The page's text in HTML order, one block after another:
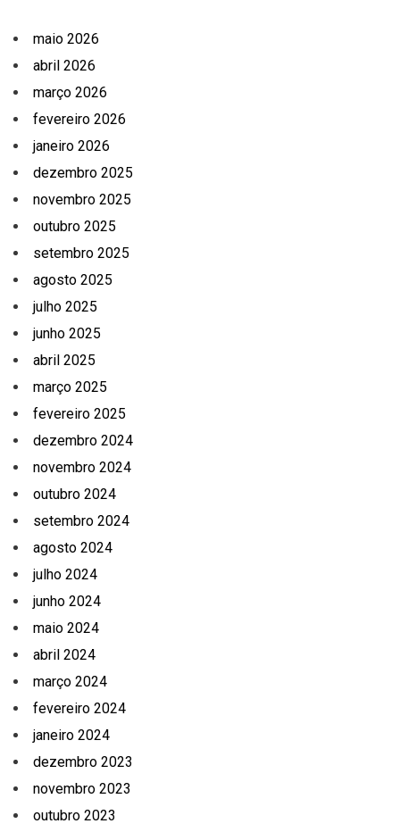
maio 2026
abril 2026
março 2026
fevereiro 2026
janeiro 2026
dezembro 2025
novembro 2025
outubro 2025
setembro 2025
agosto 2025
julho 2025
junho 2025
abril 2025
março 2025
fevereiro 2025
dezembro 2024
novembro 2024
outubro 2024
setembro 2024
agosto 2024
julho 2024
junho 2024
maio 2024
abril 2024
março 2024
fevereiro 2024
janeiro 2024
dezembro 2023
novembro 2023
outubro 2023